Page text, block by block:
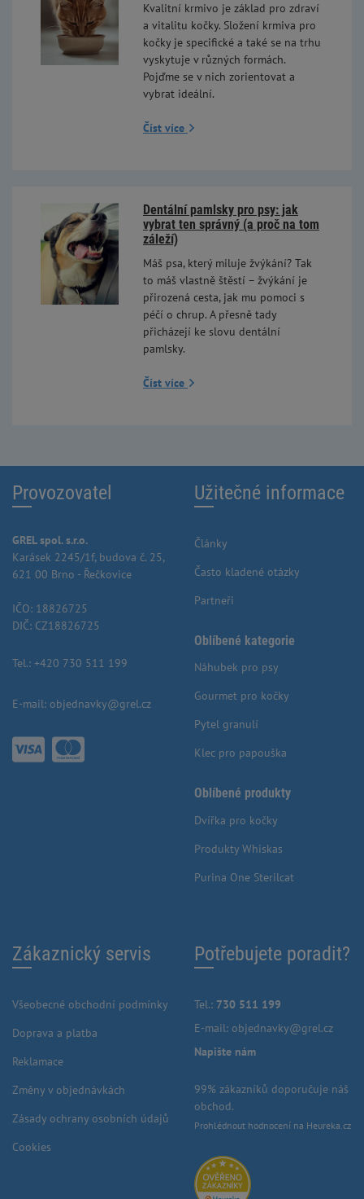
Kvalitní krmivo je základ pro zdraví
a vitalitu kočky. Složení krmiva pro
kočky je specifické a také se na trhu
vyskytuje v různých formách.
Pojďme se v nich zorientovat a
vybrat ideální.
Číst více
Dentální pamlsky pro psy: jak
vybrat ten správný (a proč na tom
záleží)
Máš psa, který miluje žvýkání? Tak
to máš vlastně štěstí – žvýkání je
přirozená cesta, jak mu pomoci s
péčí o chrup. A přesně tady
přicházejí ke slovu dentální
pamlsky.
Číst více
Provozovatel
GREL spol. s.r.o.
Karásek 2245/1f, budova č. 25,
621 00 Brno - Řečkovice
IČO: 18826725
DIČ: CZ18826725
Tel.: +420 730 511 199
E-mail: objednavky@grel.cz
Užitečné informace
Články
Často kladené otázky
Partneři
Oblíbené kategorie
Náhubek pro psy
Gourmet pro kočky
Pytel granulí
Klec pro papouška
Oblíbené produkty
Dvířka pro kočky
Produkty Whiskas
Purina One Sterilcat
Zákaznický servis
Všeobecné obchodní podmínky
Doprava a platba
Reklamace
Změny v objednávkách
Zásady ochrany osobních údajů
Cookies
Potřebujete poradit?
Tel.: 730 511 199
E-mail: objednavky@grel.cz
Napište nám
99% zákazníků doporučuje náš
obchod.
Prohlédnout hodnocení na Heureka.cz